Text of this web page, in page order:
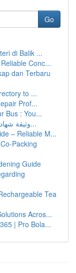
Go
di Balik ...
Conc...
dan Terbaru
to ...
Prof...
Bus : You...
وثيقة شهادة تركيب أنظمة الوقاية والحماية من ا...
– Reliable M...
Packing
Guide
Tea
Acros...
| Pro Bola...